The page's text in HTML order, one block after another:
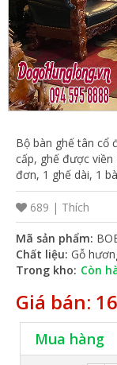
VỤ
TIN
TỨC
HỆ
CỬA
HÀNG
TRỢ
LIÊN
GIỎ
HÀNG
Bộ bàn ghế tân cổ
cấp, ghế được
đơn, 1 ghế dài, 1
689 | Thích
Mã sản phẩm:
Chất liệu: Gỗ
Trong kho: Còn
Giá bán:
Mua hàng